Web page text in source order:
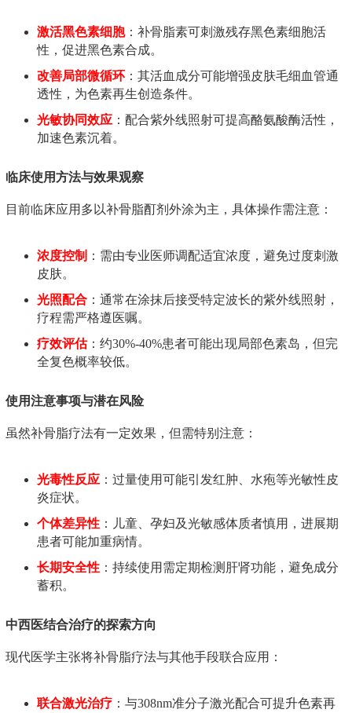
激活黑色素细胞：补骨脂素可刺激残存黑色素细胞活
性，促进黑色素合成。
改善局部微循环 ：其活血成分可能增强皮肤毛细血管通
透性，为色素再生创造条件。
光敏协同效应 ：配合紫外线照射可提高酪氨酸酶活性，
加速色素沉着。
临床使用方法与效果观察
目前临床应用多以补骨脂酊剂外涂为主，具体操作需注意：
浓度控制 ：需由专业医师调配适宜浓度，避免过度刺激
皮肤。
光照配合 ：通常在涂抹后接受特定波长的紫外线照射，
疗程需严格遵医嘱。
疗效评估：约30%-40%患者可能出现局部色素岛，但完
全复色概率较低。
使用注意事项与潜在风险
虽然补骨脂疗法有一定效果，但需特别注意：
光毒性反应 ：过量使用可能引发红肿、水疱等光敏性皮
炎症状。
个体差异性 ：儿童、孕妇及光敏感体质者慎用，进展期
患者可能加重病情。
长期安全性 ：持续使用需定期检测肝肾功能，避免成分
蓄积。
中西医结合治疗的探索方向
现代医学主张将补骨脂疗法与其他手段联合应用：
联合激光治疗 ：与308nm准分子激光配合可提升色素再